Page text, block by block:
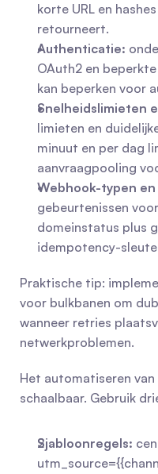
korte URL en
retourneert.
Authenticatie:
OAuth2 en
kan beperken voor
Snelheidslimieten
limieten en
minuut en per dag
aanvraagpooling
Webhook-typen
gebeurtenissen
domeinstatus plus
idempotency-
Praktische tip:
voor bulkbanen om
wanneer retries
netwerkproblemen.
Het automatiseren
schaalbaar. Gebruik
Sjabloonregels: